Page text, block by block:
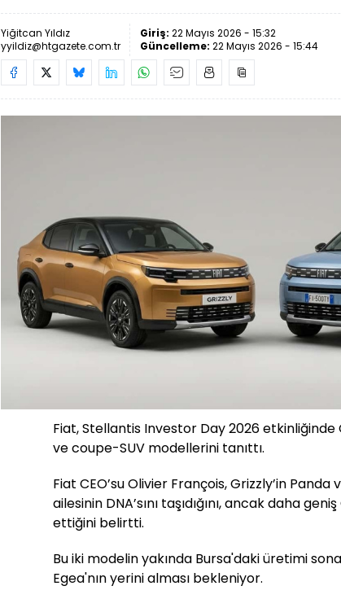
Yiğitcan Yıldız
yyildiz@htgazete.com.tr
Giriş: 22 Mayıs 2026 - 15:32
Güncelleme: 22 Mayıs 2026 - 15:44
Fiat, Stellantis Investor Day 2026 etkinliğinde
ve coupe-SUV modellerini tanıttı.
Fiat CEO’su Olivier François, Grizzly’in
ailesinin DNA’sını taşıdığını, ancak daha
ettiğini belirtti.
Bu iki modelin yakında Bursa'daki üretimi
Egea'nın yerini alması bekleniyor.